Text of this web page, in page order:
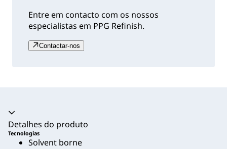
Entre em contacto com os nossos
especialistas em PPG Refinish.
Contactar-nos
Acordeão recolhido
Detalhes do produto
Tecnologias
Solvent borne